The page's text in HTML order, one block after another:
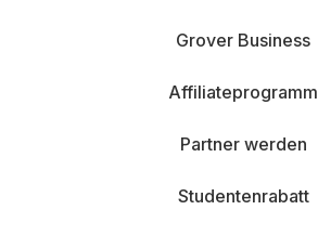
Grover Business
Affiliateprogramm
Partner werden
Studentenrabatt